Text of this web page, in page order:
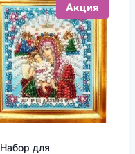
Акция
Набор для